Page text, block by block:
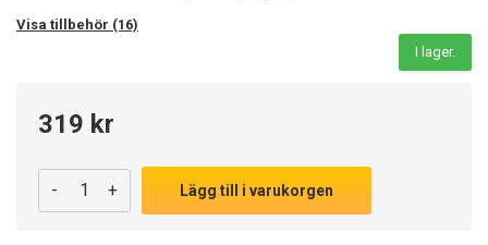
Visa tillbehör (16)
I lager.
319 kr
- + Lägg till i varukorgen